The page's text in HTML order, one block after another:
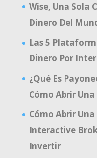
Wise, Una Sola
Dinero Del
Las 5
Dinero Por
¿Qué Es
Cómo Abrir Una
Cómo Abrir
Interactive
Invertir